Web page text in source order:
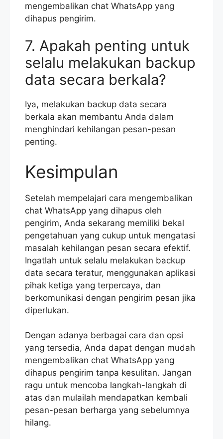
mengembalikan chat WhatsApp yang
dihapus pengirim.
7. Apakah penting untuk
selalu melakukan backup
data secara berkala?
Iya, melakukan backup data secara
berkala akan membantu Anda dalam
menghindari kehilangan pesan-pesan
penting.
Kesimpulan
Setelah mempelajari cara mengembalikan
chat WhatsApp yang dihapus oleh
pengirim, Anda sekarang memiliki bekal
pengetahuan yang cukup untuk mengatasi
masalah kehilangan pesan secara efektif.
Ingatlah untuk selalu melakukan backup
data secara teratur, menggunakan aplikasi
pihak ketiga yang terpercaya, dan
berkomunikasi dengan pengirim pesan jika
diperlukan.
Dengan adanya berbagai cara dan opsi
yang tersedia, Anda dapat dengan mudah
mengembalikan chat WhatsApp yang
dihapus pengirim tanpa kesulitan. Jangan
ragu untuk mencoba langkah-langkah di
atas dan mulailah mendapatkan kembali
pesan-pesan berharga yang sebelumnya
hilang.